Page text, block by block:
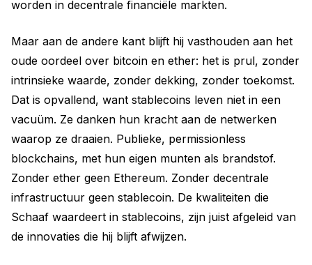
worden in decentrale financiële markten.
Maar aan de andere kant blijft hij vasthouden aan het
oude oordeel over bitcoin en ether: het is prul, zonder
intrinsieke waarde, zonder dekking, zonder toekomst.
Dat is opvallend, want stablecoins leven niet in een
vacuüm. Ze danken hun kracht aan de netwerken
waarop ze draaien. Publieke, permissionless
blockchains, met hun eigen munten als brandstof.
Zonder ether geen Ethereum. Zonder decentrale
infrastructuur geen stablecoin. De kwaliteiten die
Schaaf waardeert in stablecoins, zijn juist afgeleid van
de innovaties die hij blijft afwijzen.